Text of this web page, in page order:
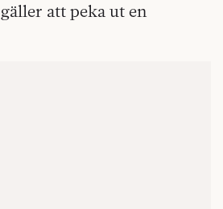
att peka ut en